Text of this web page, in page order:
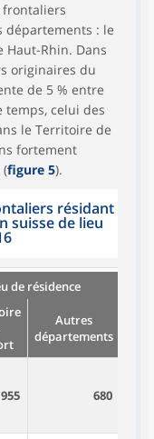
frontaliers
: le
Haut-Rhin. Dans
originaires du
de 5 % entre
temps, celui des
le Territoire de
fortement
(figure 5).
résidant
suisse de lieu
de résidence
Autres
départements
680